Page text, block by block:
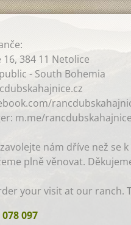
384 11 Netolice
- South Bohemia
m.me/rancdubskahajnice
nám dříve než se
plně věnovat.
your visit at our ranch.
097